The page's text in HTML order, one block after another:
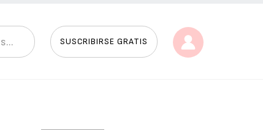
SUSCRIBIRSE GRATIS